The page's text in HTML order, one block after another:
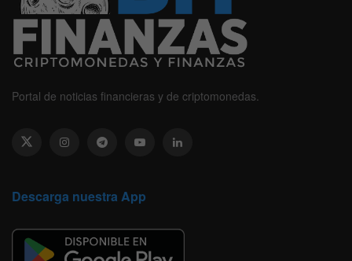
Portal de noticias financieras y de criptomonedas.
Descarga nuestra App